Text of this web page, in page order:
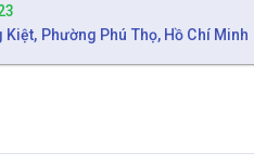
Phường Phú Thọ, Hồ Chí Minh